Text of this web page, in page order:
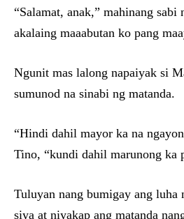
“Salamat, anak,” mahinang
akalaing maaabutan ko pang
Ngunit mas lalong napaiyak si
sumunod na sinabi ng matanda.
“Hindi dahil mayor ka na
Tino, “kundi dahil marunong ka
Tuluyan nang bumigay ang luha
siya at niyakap ang matanda